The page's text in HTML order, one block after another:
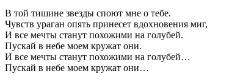
В той тишине звезды споют мне о тебе.
Чувств ураган опять принесет вдохновения миг,
И все мечты станут похожими на голубей.
Пускай в небе моем кружат они.
И все мечты станут похожими на голубей…
Пускай в небе моем кружат они…